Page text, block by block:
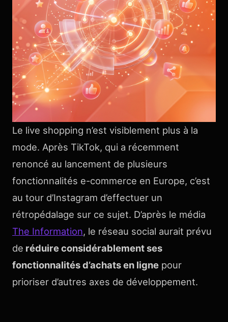
Le live shopping n’est visiblement plus à la
mode. Après TikTok, qui a récemment
renoncé au lancement de plusieurs
fonctionnalités e-commerce en Europe, c’est
au tour d’Instagram d’effectuer un
rétropédalage sur ce sujet. D’après le média
The Information, le réseau social aurait prévu
de réduire considérablement ses
fonctionnalités d’achats en ligne pour
prioriser d’autres axes de développement.